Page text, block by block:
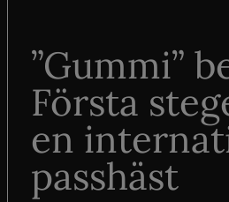
”Gummi”
Första
en
passhäst